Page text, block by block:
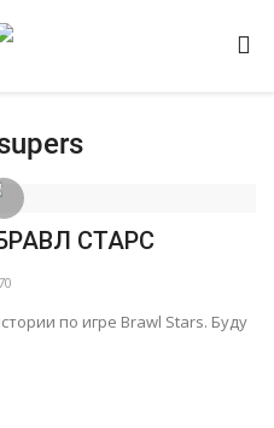
СТАРС
по игре Brawl Stars. Буду